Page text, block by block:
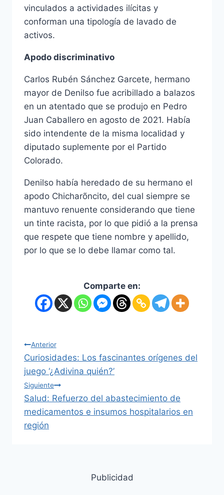
vinculados a actividades ilícitas y
conforman una tipología de lavado de
activos.
Apodo discriminativo
Carlos Rubén Sánchez Garcete, hermano
mayor de Denilso fue acribillado a balazos
en un atentado que se produjo en Pedro
Juan Caballero en agosto de 2021. Había
sido intendente de la misma localidad y
diputado suplemente por el Partido
Colorado.
Denilso había heredado de su hermano el
apodo Chicharõncito, del cual siempre se
mantuvo renuente considerando que tiene
un tinte racista, por lo que pidió a la prensa
que respete que tiene nombre y apellido,
por lo que se lo debe llamar como tal.
e
g
a
c
i
Comparte en:
Navegación
de
entradas
Anterior
Curiosidades: Los fascinantes orígenes del
juego ‘¿Adivina quién?’
Siguiente
Salud: Refuerzo del abastecimiento de
medicamentos e insumos hospitalarios en
región
Publicidad